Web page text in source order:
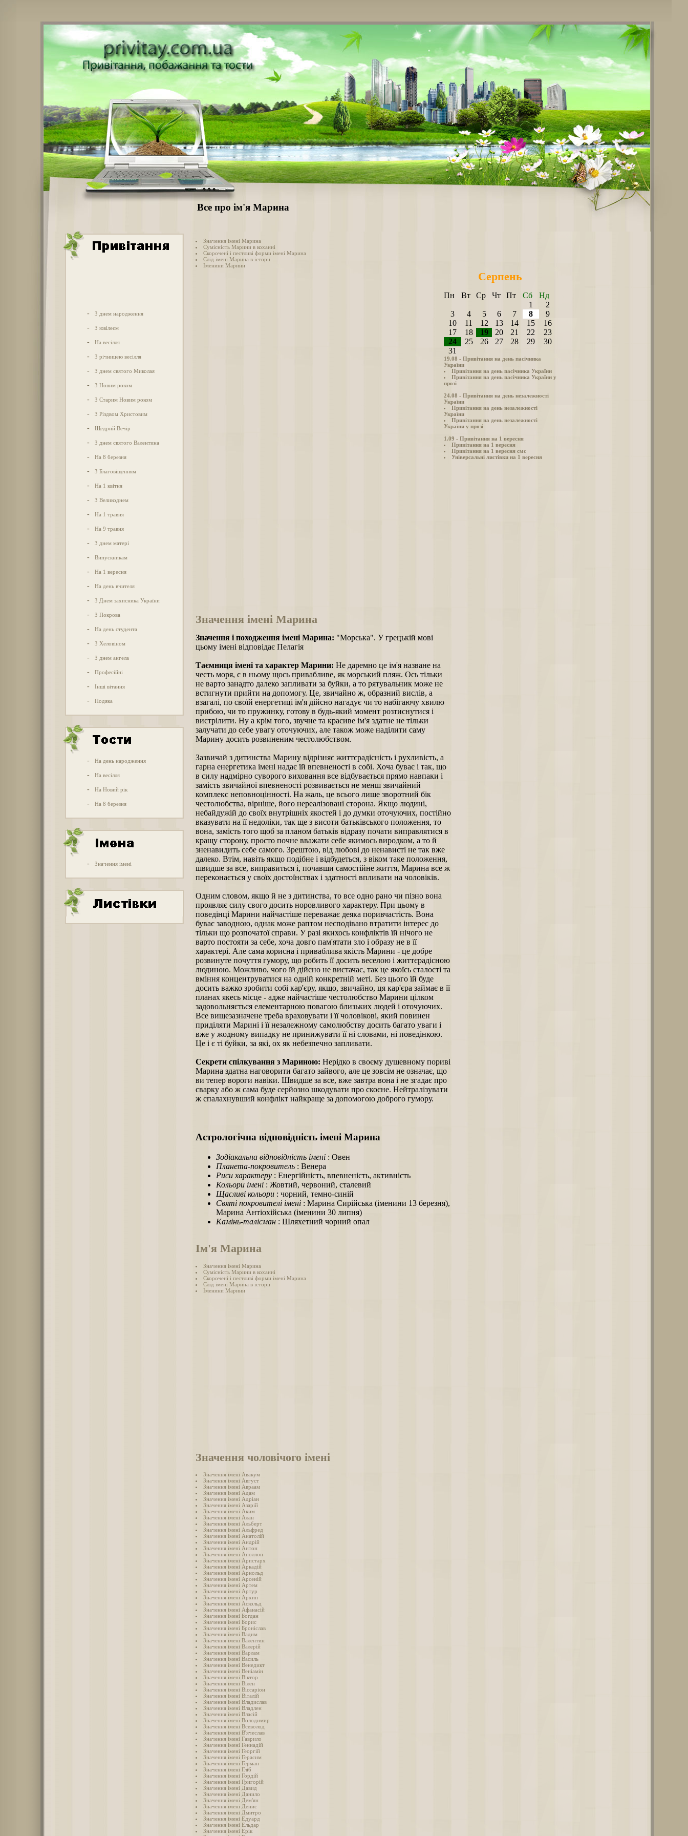
Все про ім'я Марина
- З днем народження
- З ювілеєм
- На весілля
- З річницею весілля
- З днем святого Миколая
- З Новим роком
- З Старим Новим роком
- З Різдвом Христовим
- Щедрий Вечір
- З днем святого Валентина
- На 8 березня
- З Благовіщенням
- На 1 квітня
- З Великоднем
- На 1 травня
- На 9 травня
- З днем матері
- Випускникам
- На 1 вересня
- На день вчителя
- З Днем захисника України
- З Покрова
- На день студента
- З Хеловіном
- З днем ангела
- Професійні
- Інші вітання
- Подяка
- На день народження
- На весілля
- На Новий рік
- На 8 березня
- Значення імені
Значення імені Марина
Сумісність Марини в коханні
Скорочені і пестливі форми імені Марина
Слід імені Марина в історії
Іменини Марини
Серпень
Пн Вт Ср Чт Пт Сб
Нд
1
2
3
4 5 6 7 8
9
10
11 12 13 14 15
16
17
18 19 20 21 22
23
24
25 26 27 28 29
30
31
19.08 - Привітання на день пасічника
України
Привітання на день пасічника України
Привітання на день пасічника України у
прозі
24.08 - Привітання на день незалежності
України
Привітання на день незалежності
України
Привітання на день незалежності
України у прозі
1.09 - Привітання на 1 вересня
Привітання на 1 вересня
Привітання на 1 вересня смс
Універсальні листівки на 1 вересня
Значення імені Марина
Значення і походження імені Марина: "Морська". У грецькій мові
цьому імені відповідає Пелагія
Таємниця імені та характер Марини: Не даремно це ім'я назване на
честь моря, є в ньому щось привабливе, як морський пляж. Ось тільки
не варто занадто далеко запливати за буйки, а то рятувальник може не
встигнути прийти на допомогу. Це, звичайно ж, образний вислів, а
взагалі, по своїй енергетиці ім'я дійсно нагадує чи то набігаючу хвилю
прибою, чи то пружинку, готову в будь-який момент розтиснутися і
вистрілити. Ну а крім того, звучне та красиве ім'я здатне не тільки
залучати до себе увагу оточуючих, але також може наділити саму
Марину досить розвиненим честолюбством.
Зазвичай з дитинства Марину відрізняє життєрадісність і рухливість, а
гарна енергетика імені надає їй впевненості в собі. Хоча буває і так, що
в силу надмірно суворого виховання все відбувається прямо навпаки і
замість звичайної впевненості розвивається не менш звичайний
комплекс неповноцінності. На жаль, це всього лише зворотний бік
честолюбства, вірніше, його нереалізовані сторона. Якщо людині,
небайдужій до своїх внутрішніх якостей і до думки оточуючих, постійно
вказувати на її недоліки, так ще з висоти батьківського положення, то
вона, замість того щоб за планом батьків відразу почати виправлятися в
кращу сторону, просто почне вважати себе якимось виродком, а то й
зненавидить себе самого. Зрештою, від любові до ненависті не так вже
далеко. Втім, навіть якщо подібне і відбудеться, з віком таке положення,
швидше за все, виправиться і, почавши самостійне життя, Марина все ж
переконається у своїх достоїнствах і здатності впливати на чоловіків.
Одним словом, якщо й не з дитинства, то все одно рано чи пізно вона
проявляє силу свого досить норовливого характеру. При цьому в
поведінці Марини найчастіше переважає деяка поривчастість. Вона
буває заводною, однак може раптом несподівано втратити інтерес до
тільки що розпочатої справи. У разі якихось конфліктів їй нічого не
варто постояти за себе, хоча довго пам'ятати зло і образу не в її
характері. Але сама корисна і приваблива якість Марини - це добре
розвинуте почуття гумору, що робить її досить веселою і життєрадісною
людиною. Можливо, чого їй дійсно не вистачає, так це якоїсь сталості та
вміння концентруватися на одній конкретній меті. Без цього їй буде
досить важко зробити собі кар'єру, якщо, звичайно, ця кар'єра займає в її
планах якесь місце - адже найчастіше честолюбство Марини цілком
задовольняється елементарною повагою близьких людей і оточуючих.
Все вищезазначене треба враховувати і її чоловікові, який повинен
приділяти Марині і її незалежному самолюбству досить багато уваги і
вже у жодному випадку не принижувати її ні словами, ні поведінкою.
Це і є ті буйки, за які, ох як небезпечно запливати.
Секрети спілкування з Мариною: Нерідко в своєму душевному пориві
Марина здатна наговорити багато зайвого, але це зовсім не означає, що
ви тепер вороги навіки. Швидше за все, вже завтра вона і не згадає про
сварку або ж сама буде серйозно шкодувати про скоєне. Нейтралізувати
ж спалахнувший конфлікт найкраще за допомогою доброго гумору.
Астрологічна відповідність імені Марина
Зодіакальна відповідність імені : Овен
Планета-покровитель : Венера
Риси характеру : Енергійність, впевненість, активність
Кольори імені : Жовтий, червоний, сталевий
Щасливі кольори : чорний, темно-синій
Святі покровителі імені : Марина Сирійська (іменини 13 березня),
Марина Антіохійська (іменини 30 липня)
Камінь-талісман : Шляхетний чорний опал
Ім'я Марина
Значення імені Марина
Сумісність Марини в коханні
Скорочені і пестливі форми імені Марина
Слід імені Марина в історії
Іменини Марини
Значення чоловічого імені
Значення імені Авакум
Значення імені Август
Значення імені Авраам
Значення імені Адам
Значення імені Адріан
Значення імені Азарій
Значення імені Аким
Значення імені Алан
Значення імені Альберт
Значення імені Альфред
Значення імені Анатолій
Значення імені Андрій
Значення імені Антон
Значення імені Аполлон
Значення імені Аристарх
Значення імені Аркадій
Значення імені Арнольд
Значення імені Арсеній
Значення імені Артем
Значення імені Артур
Значення імені Архип
Значення імені Аскольд
Значення імені Афанасій
Значення імені Богдан
Значення імені Борис
Значення імені Броніслав
Значення імені Вадим
Значення імені Валентин
Значення імені Валерій
Значення імені Варлам
Значення імені Василь
Значення імені Венедикт
Значення імені Веніамін
Значення імені Віктор
Значення імені Вілен
Значення імені Віссаріон
Значення імені Віталій
Значення імені Владислав
Значення імені Владлен
Значення імені Власій
Значення імені Володимир
Значення імені Всеволод
Значення імені В'ячеслав
Значення імені Гаврило
Значення імені Геннадій
Значення імені Георгій
Значення імені Герасим
Значення імені Герман
Значення імені Гліб
Значення імені Гордій
Значення імені Григорій
Значення імені Давид
Значення імені Данило
Значення імені Дем'ян
Значення імені Денис
Значення імені Дмитро
Значення імені Едуард
Значення імені Ельдар
Значення імені Ерік